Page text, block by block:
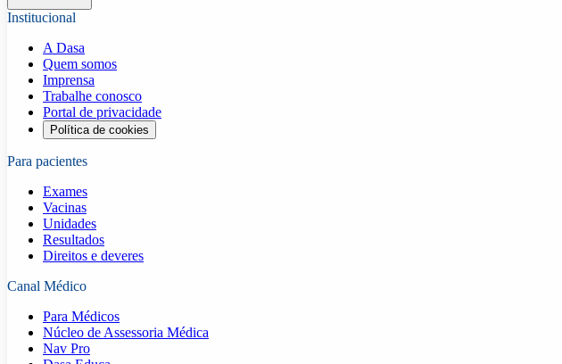
Institucional
A Dasa
Quem somos
Imprensa
Trabalhe conosco
Portal de privacidade
Política de cookies
Para pacientes
Exames
Vacinas
Unidades
Resultados
Direitos e deveres
Canal Médico
Para Médicos
Núcleo de Assessoria Médica
Nav Pro